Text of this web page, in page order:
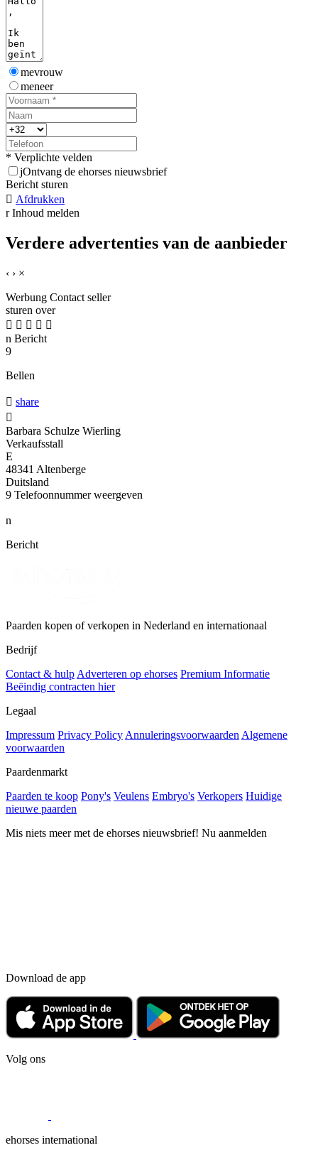
mevrouw
meneer
* Verplichte velden
jOntvang de ehorses nieuwsbrief
Bericht sturen
 Afdrukken
r Inhoud melden
Verdere advertenties van de aanbieder
‹ › ×
Werbung Contact seller
sturen over
    
n Bericht
9
Bellen
 share

Barbara Schulze Wierling
Verkaufsstall
E
48341 Altenberge
Duitsland
9 Telefoonnummer weergeven
n
Bericht
Paarden kopen of verkopen in Nederland en internationaal
Bedrijf
Contact & hulp Adverteren op ehorses Premium Informatie
Beëindig contracten hier
Legaal
Impressum Privacy Policy Annuleringsvoorwaarden Algemene
voorwaarden
Paardenmarkt
Paarden te koop Pony's Veulens Embryo's Verkopers Huidige
nieuwe paarden
Mis niets meer met de ehorses nieuwsbrief! Nu aanmelden
Download de app
Volg ons
ehorses international